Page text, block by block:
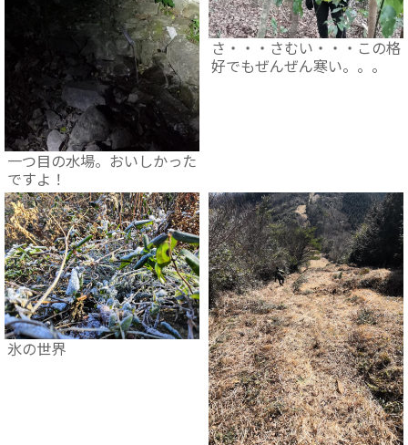
一つ目の水場。おいしかった
ですよ！
さ・・・さむい・・・この格
好でもぜんぜん寒い。。。
氷の世界